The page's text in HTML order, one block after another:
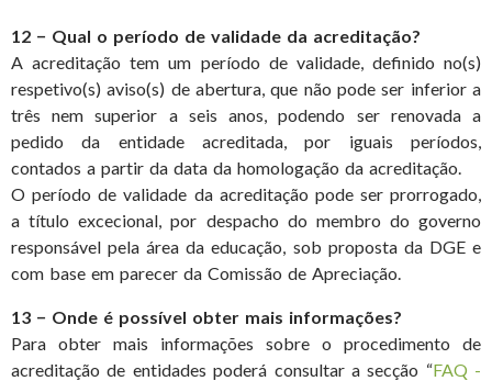
12 − Qual o período de validade da acreditação?
A acreditação tem um período de validade, definido no(s)
respetivo(s) aviso(s) de abertura, que não pode ser inferior a
três nem superior a seis anos, podendo ser renovada a
pedido da entidade acreditada, por iguais períodos,
contados a partir da data da homologação da acreditação.
O período de validade da acreditação pode ser prorrogado,
a título excecional, por despacho do membro do governo
responsável pela área da educação, sob proposta da DGE e
com base em parecer da Comissão de Apreciação.
13 − Onde é possível obter mais informações?
Para obter mais informações sobre o procedimento de
acreditação de entidades poderá consultar a secção “FAQ -